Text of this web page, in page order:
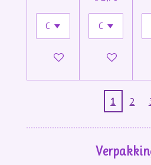
In winkelwagenIn
1 2